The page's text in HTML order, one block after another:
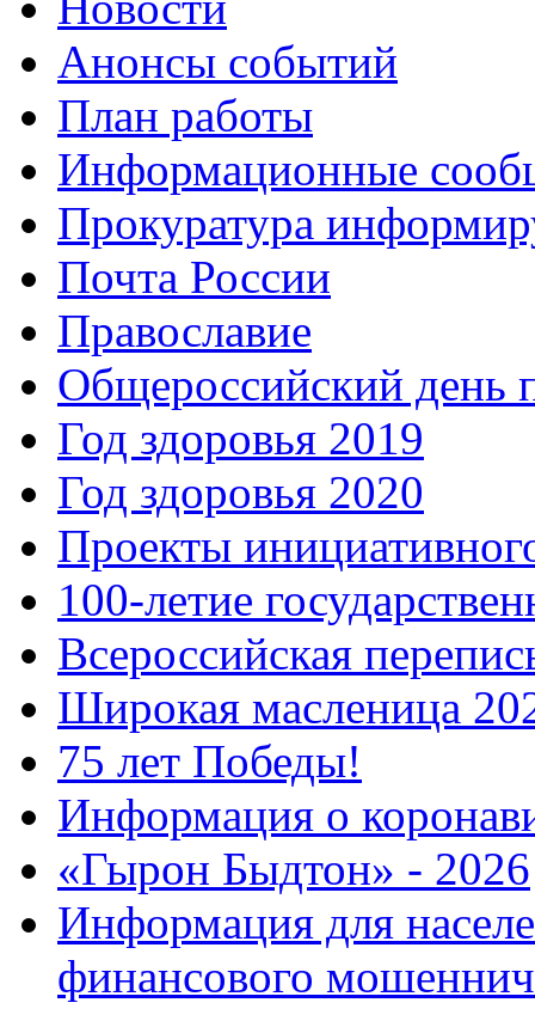
Анонсы событий
План работы
Информационные
Прокуратура
Почта России
Православие
Общероссийский день
Год здоровья 2019
Год здоровья 2020
Проекты
100-летие
Всероссийская
Широкая масленица
75 лет Победы!
Информация о
«Гырон Быдтон» - 2026
Информация для
финансового